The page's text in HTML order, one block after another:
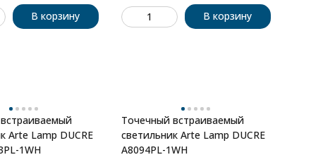
В корзину В корзину
Arte Lamp DUCRE
1WH
Точечный встраиваемый
светильник Arte Lamp DUCRE
A8094PL-1WH